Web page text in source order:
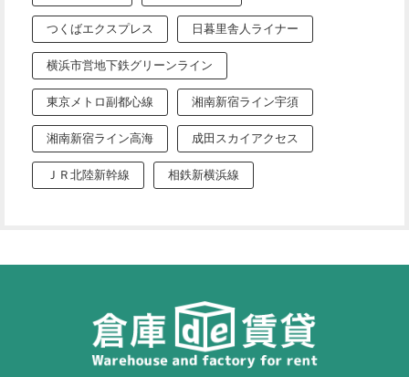
つくばエクスプレス 日暮里舎人ライナー
横浜市営地下鉄グリーンライン
東京メトロ副都心線 湘南新宿ライン宇須
湘南新宿ライン高海 成田スカイアクセス
ＪＲ北陸新幹線 相鉄新横浜線